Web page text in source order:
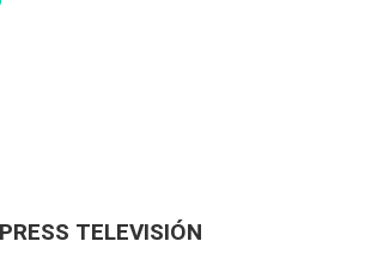
TELEVISIÓN